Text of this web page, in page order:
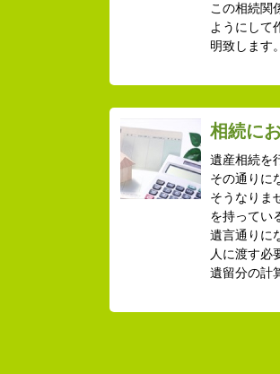
この相続関
ようにして
明致します
相続に
遺産相続を
その通りに
そうなりま
を持ってい
遺言通りに
人に渡す必
遺留分の計